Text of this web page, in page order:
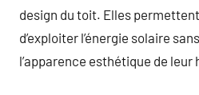
design du toit. Elles
d’exploiter l’énergie solaire
l’apparence esthétique de leur